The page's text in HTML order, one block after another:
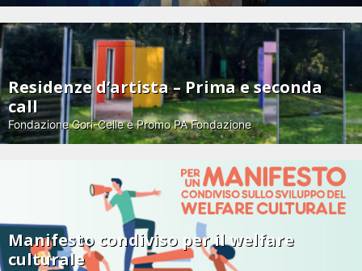
Residenze d’artista – Prima e seconda
call
Fondazione Gori-Celle e Promo PA Fondazione
Manifesto condiviso per il welfare
culturale